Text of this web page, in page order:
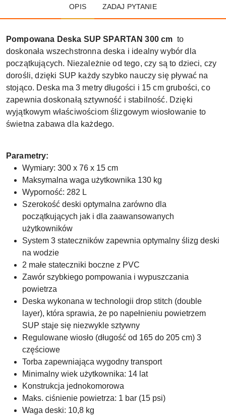
OPIS ZADAJ PYTANIE
Pompowana Deska SUP SPARTAN 300 cm to
doskonała wszechstronna deska i idealny wybór dla
początkujących. Niezależnie od tego, czy są to dzieci, czy
dorośli, dzięki SUP każdy szybko nauczy się pływać na
stojąco. Deska ma 3 metry długości i 15 cm grubości, co
zapewnia doskonałą sztywność i stabilność. Dzięki
wyjątkowym właściwościom ślizgowym wiosłowanie to
świetna zabawa dla każdego.
Parametry:
Wymiary: 300 x 76 x 15 cm
Maksymalna waga użytkownika 130 kg
Wyporność: 282 L
Szerokość deski optymalna zarówno dla
początkujących jak i dla zaawansowanych
użytkowników
System 3 stateczników zapewnia optymalny ślizg deski
na wodzie
2 małe stateczniki boczne z PVC
Zawór szybkiego pompowania i wypuszczania
powietrza
Deska wykonana w technologii drop stitch (double
layer), która sprawia, że po napełnieniu powietrzem
SUP staje się niezwykle sztywny
Regulowane wiosło (długość od 165 do 205 cm) 3
częściowe
Torba zapewniająca wygodny transport
Minimalny wiek użytkownika: 14 lat
Konstrukcja jednokomorowa
Maks. ciśnienie powietrza: 1 bar (15 psi)
Waga deski: 10,8 kg